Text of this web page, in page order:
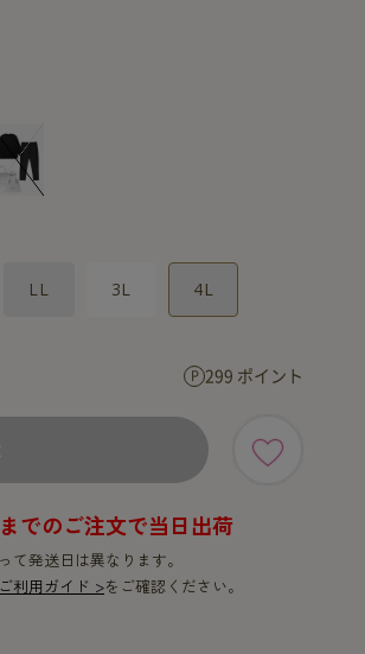
LL 3L 4L
299 ポイント
でのご注文で当日出荷
て発送日は異なります。
ご利用ガイド >をご確認ください。